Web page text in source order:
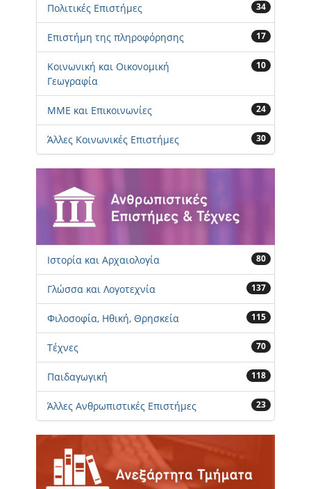
Πολιτικές Επιστήμες 34
Επιστήμη της πληροφόρησης 17
Κοινωνική και Οικονομική
Γεωγραφία
10
ΜΜΕ και Επικοινωνίες 24
Άλλες Κοινωνικές Επιστήμες 30
Ιστορία και Αρχαιολογία 80
Γλώσσα και Λογοτεχνία 137
Φιλοσοφία, Ηθική, Θρησκεία 115
Τέχνες 70
Παιδαγωγική 118
Άλλες Ανθρωπιστικές Επιστήμες 23